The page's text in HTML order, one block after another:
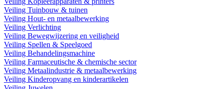
Veiling Tuinbouw & tuinen
Veiling Hout- en metaalbewerking
Veiling Verlichting
Veiling Bewegwijzering en veiligheid
Veiling Spellen & Speelgoed
Veiling Behandelingsmachine
Veiling Farmaceutische & chemische sector
Veiling Metaalindustrie & metaalbewerking
Veiling Kinderopvang en kinderartikelen